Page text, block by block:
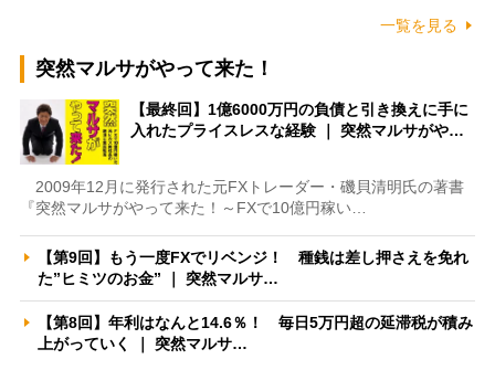
一覧を見る
突然マルサがやって来た！
【最終回】1億6000万円の負債と引き換えに手に
入れたプライスレスな経験 ｜ 突然マルサがや…
2009年12月に発行された元FXトレーダー・磯貝清明氏の著書
『突然マルサがやって来た！～FXで10億円稼い…
【第9回】もう一度FXでリベンジ！ 種銭は差し押さえを免れ
た”ヒミツのお金” ｜ 突然マルサ…
【第8回】年利はなんと14.6％！ 毎日5万円超の延滞税が積み
上がっていく ｜ 突然マルサ…